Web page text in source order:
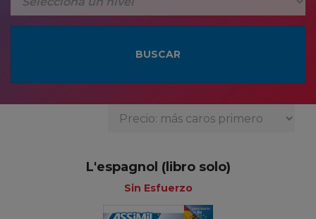
L'espagnol (libro solo)
Sin Esfuerzo